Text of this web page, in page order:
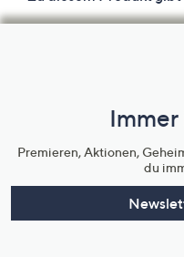
Premieren, Aktionen,
du